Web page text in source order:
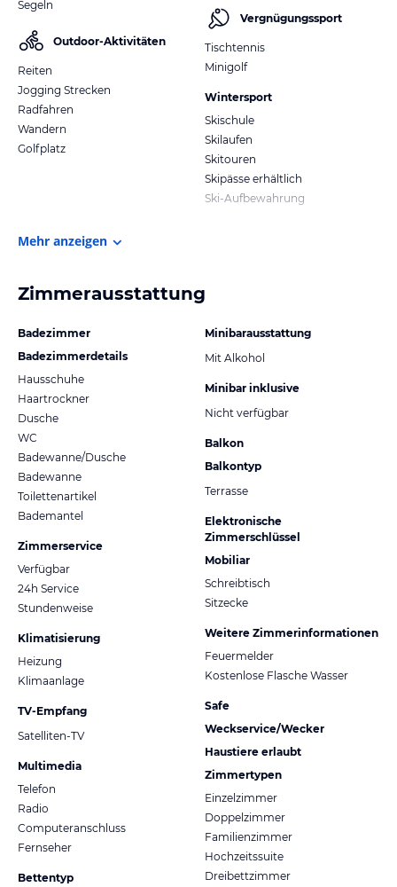
Segeln
Outdoor-Aktivitäten
Reiten
Jogging Strecken
Radfahren
Wandern
Golfplatz
Vergnügungssport
Tischtennis
Minigolf
Wintersport
Skischule
Skilaufen
Skitouren
Skipässe erhältlich
Ski-Aufbewahrung
Mehr anzeigen
Zimmerausstattung
Badezimmer
Badezimmerdetails
Hausschuhe
Haartrockner
Dusche
WC
Badewanne/Dusche
Badewanne
Toilettenartikel
Bademantel
Zimmerservice
Verfügbar
24h Service
Stundenweise
Klimatisierung
Heizung
Klimaanlage
TV-Empfang
Satelliten-TV
Multimedia
Telefon
Radio
Computeranschluss
Fernseher
Bettentyp
Minibarausstattung
Mit Alkohol
Minibar inklusive
Nicht verfügbar
Balkon
Balkontyp
Terrasse
Elektronische
Zimmerschlüssel
Mobiliar
Schreibtisch
Sitzecke
Weitere Zimmerinformationen
Feuermelder
Kostenlose Flasche Wasser
Safe
Weckservice/Wecker
Haustiere erlaubt
Zimmertypen
Einzelzimmer
Doppelzimmer
Familienzimmer
Hochzeitssuite
Dreibettzimmer